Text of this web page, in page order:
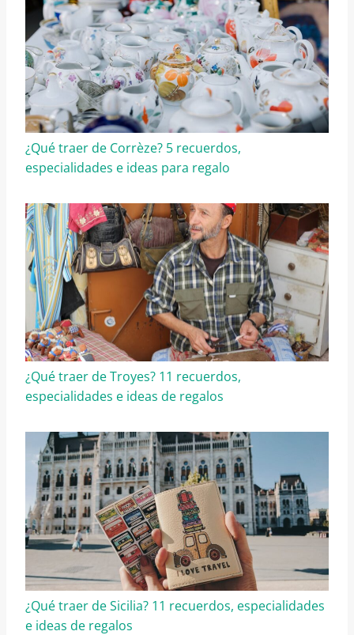
¿Qué traer de Corrèze? 5 recuerdos,
especialidades e ideas para regalo
¿Qué traer de Troyes? 11 recuerdos,
especialidades e ideas de regalos
¿Qué traer de Sicilia? 11 recuerdos, especialidades
e ideas de regalos